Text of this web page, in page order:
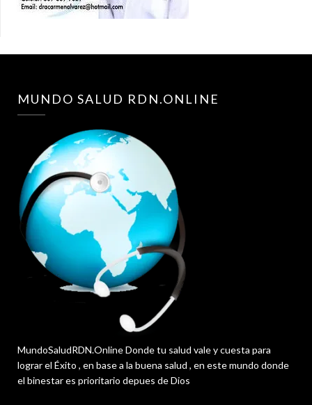
MUNDO SALUD RDN.ONLINE
MundoSaludRDN.Online Donde tu salud vale y cuesta para
lograr el Éxito , en base a la buena salud , en este mundo donde
el binestar es prioritario depues de Dios